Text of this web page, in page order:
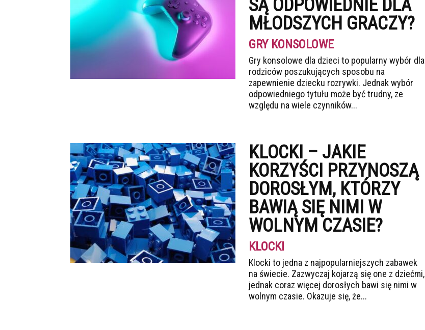
SĄ ODPOWIEDNIE DLA
MŁODSZYCH GRACZY?
GRY KONSOLOWE
Gry konsolowe dla dzieci to popularny wybór dla
rodziców poszukujących sposobu na
zapewnienie dziecku rozrywki. Jednak wybór
odpowiedniego tytułu może być trudny, ze
względu na wiele czynników...
KLOCKI – JAKIE
KORZYŚCI PRZYNOSZĄ
DOROSŁYM, KTÓRZY
BAWIĄ SIĘ NIMI W
WOLNYM CZASIE?
KLOCKI
Klocki to jedna z najpopularniejszych zabawek
na świecie. Zazwyczaj kojarzą się one z dziećmi,
jednak coraz więcej dorosłych bawi się nimi w
wolnym czasie. Okazuje się, że...